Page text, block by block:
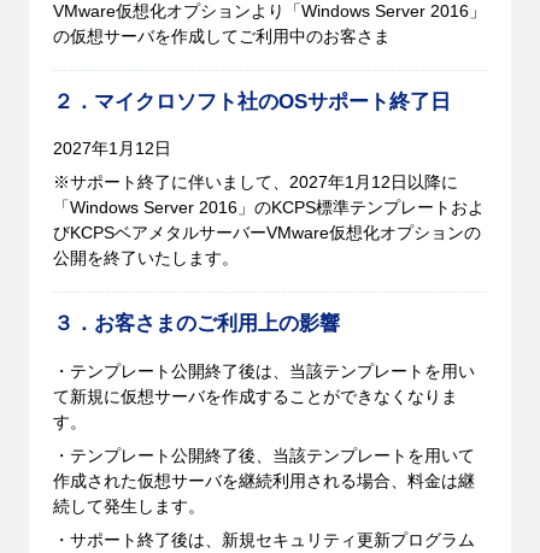
VMware仮想化オプションより「Windows Server 2016」
の仮想サーバを作成してご利用中のお客さま
２．マイクロソフト社のOSサポート終了日
2027年1月12日
※サポート終了に伴いまして、2027年1月12日以降に
「Windows Server 2016」のKCPS標準テンプレートおよ
びKCPSベアメタルサーバーVMware仮想化オプションの
公開を終了いたします。
３．お客さまのご利用上の影響
・テンプレート公開終了後は、当該テンプレートを用い
て新規に仮想サーバを作成することができなくなりま
す。
・テンプレート公開終了後、当該テンプレートを用いて
作成された仮想サーバを継続利用される場合、料金は継
続して発生します。
・サポート終了後は、新規セキュリティ更新プログラム